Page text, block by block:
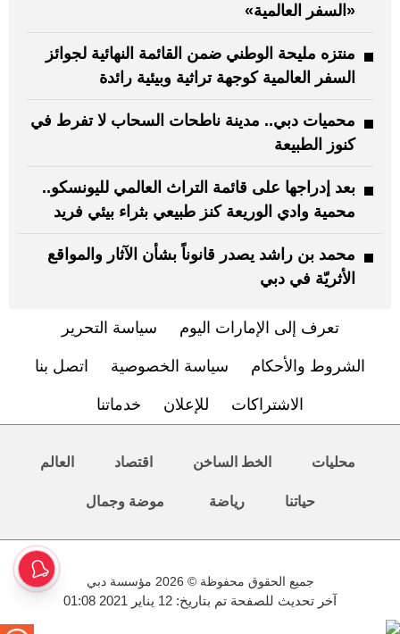
«السفر العالمية»
منتزه مليحة الوطني ضمن القائمة النهائية لجوائز
السفر العالمية كوجهة تراثية وبيئية رائدة
محميات دبي.. مدينة ناطحات السحاب لا تفرط في
كنوز الطبيعة
بعد إدراجها على قائمة التراث العالمي لليونسكو..
محمية وادي الوريعة كنز طبيعي بثراء بيئي فريد
محمد بن راشد يصدر قانوناً بشأن الآثار والمواقع
الأثريّة في دبي
تعرف إلى الإمارات اليوم سياسة التحرير
الشروط والأحكام سياسة الخصوصية اتصل بنا
الاشتراكات للإعلان خدماتنا
محليات الخط الساخن اقتصاد العالم
حياتنا رياضة موضة وجمال
جميع الحقوق محفوظة © 2026 مؤسسة دبي
آخر تحديث للصفحة تم بتاريخ: 12 يناير 2021 01:08